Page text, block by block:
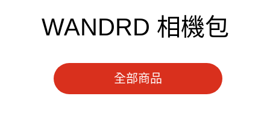
WANDRD 相機包
全部商品